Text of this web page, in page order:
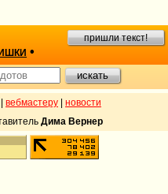
•
пришли текст!
вебмастеру
новости
Дима Вернер